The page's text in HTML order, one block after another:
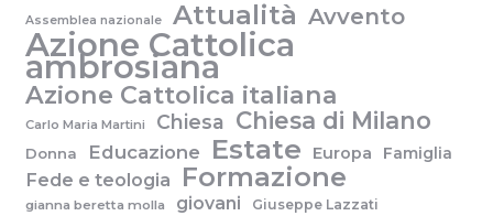
Assemblea nazionale Attualità Avvento
Azione Cattolica
ambrosiana
Azione Cattolica italiana
Carlo Maria Martini Chiesa Chiesa di Milano
Donna Educazione Estate Europa Famiglia
Fede e teologia Formazione
gianna beretta molla giovani Giuseppe Lazzati